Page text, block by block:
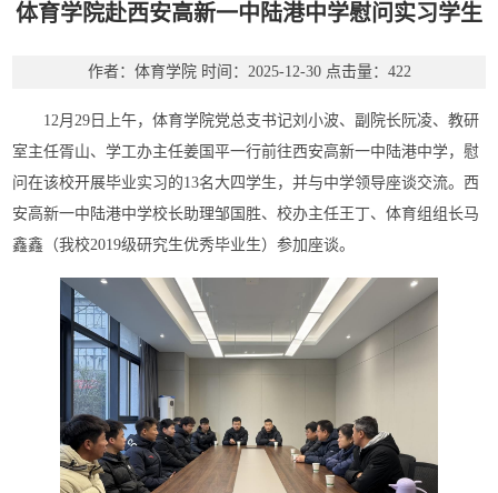
体育学院赴西安高新一中陆港中学慰问实习学生
作者：体育学院 时间：2025-12-30 点击量： 422
12月29日上午，体育学院党总支书记刘小波、副院长阮凌、教研
室主任胥山、学工办主任姜国平一行前往西安高新一中陆港中学，慰
问在该校开展毕业实习的13名大四学生，并与中学领导座谈交流。西
安高新一中陆港中学校长助理邹国胜、校办主任王丁、体育组组长马
鑫鑫（我校2019级研究生优秀毕业生）参加座谈。